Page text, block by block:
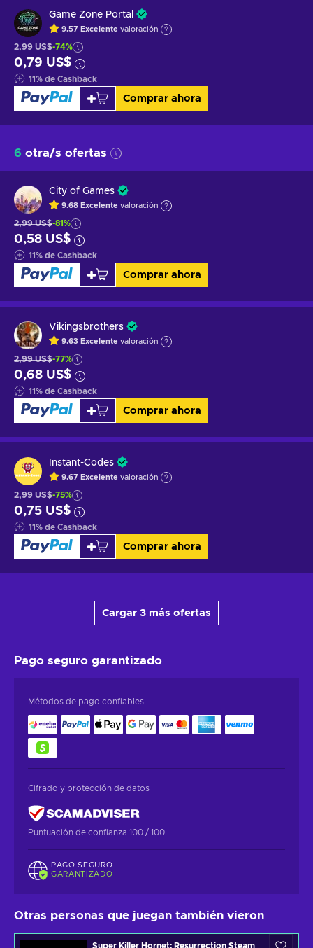
Game Zone Portal
9.57 Excelente valoración
2,99 US$-74%
0,79 US$
11% de Cashback
Comprar ahora
6 otra/s ofertas
City of Games
9.68 Excelente valoración
2,99 US$-81%
0,58 US$
11% de Cashback
Comprar ahora
Vikingsbrothers
9.63 Excelente valoración
2,99 US$-77%
0,68 US$
11% de Cashback
Comprar ahora
Instant-Codes
9.67 Excelente valoración
2,99 US$-75%
0,75 US$
11% de Cashback
Comprar ahora
Cargar 3 más ofertas
Pago seguro garantizado
Métodos de pago confiables
Cifrado y protección de datos
Puntuación de confianza 100 / 100
PAGO SEGURO
GARANTIZADO
Otras personas que juegan también vieron
Super Killer Hornet: Resurrection Steam